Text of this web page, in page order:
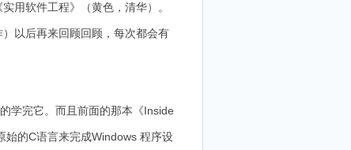
用软件工程》（黄色，清华）。
以后再来回顾回顾，每次都会有
学完它。而且前面的那本《Inside
始的C语言来完成Windows 程序设